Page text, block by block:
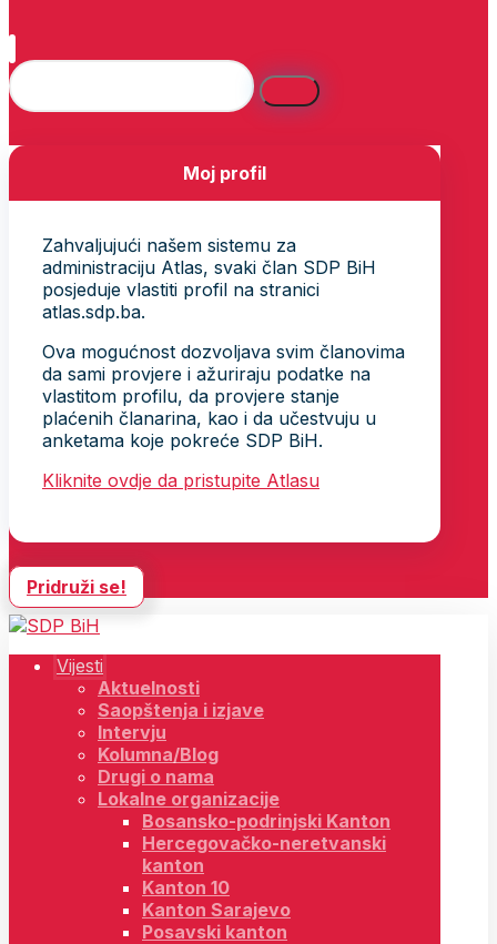
Moj profil
Zahvaljujući našem sistemu za
administraciju Atlas, svaki član SDP BiH
posjeduje vlastiti profil na stranici
atlas.sdp.ba.
Ova mogućnost dozvoljava svim članovima
da sami provjere i ažuriraju podatke na
vlastitom profilu, da provjere stanje
plaćenih članarina, kao i da učestvuju u
anketama koje pokreće SDP BiH.
Kliknite ovdje da pristupite Atlasu
Pridruži se!
Vijesti
Aktuelnosti
Saopštenja i izjave
Intervju
Kolumna/Blog
Drugi o nama
Lokalne organizacije
Bosansko-podrinjski Kanton
Hercegovačko-neretvanski
kanton
Kanton 10
Kanton Sarajevo
Posavski kanton